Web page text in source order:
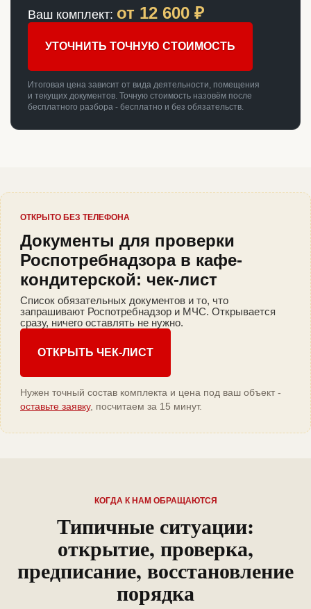
Ваш комплект: от 12 600 ₽
УТОЧНИТЬ ТОЧНУЮ СТОИМОСТЬ
Итоговая цена зависит от вида деятельности, помещения
и текущих документов. Точную стоимость назовём после
бесплатного разбора - бесплатно и без обязательств.
ОТКРЫТО БЕЗ ТЕЛЕФОНА
Документы для проверки
Роспотребнадзора в кафе-
кондитерской: чек-лист
Список обязательных документов и то, что
запрашивают Роспотребнадзор и МЧС. Открывается
сразу, ничего оставлять не нужно.
ОТКРЫТЬ ЧЕК-ЛИСТ
Нужен точный состав комплекта и цена под ваш объект -
оставьте заявку, посчитаем за 15 минут.
КОГДА К НАМ ОБРАЩАЮТСЯ
Типичные ситуации:
открытие, проверка,
предписание, восстановление
порядка